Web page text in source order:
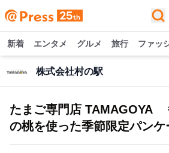
新着 エンタメ グルメ 旅行 ファッ
株式会社村の駅
たまご専門店 TAMAGOYA
の桃を使った季節限定パンケ